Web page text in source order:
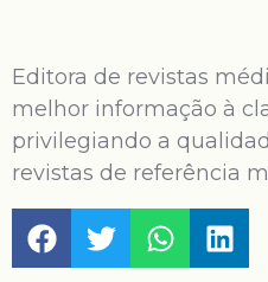
Editora de revistas
melhor informação à
privilegiando a
revistas de referência